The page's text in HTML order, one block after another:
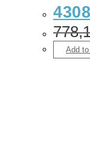
Add